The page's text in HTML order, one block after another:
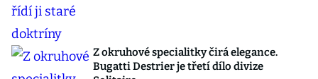
Z okruhové specialitky čirá elegance.
Bugatti Destrier je třetí dílo divize